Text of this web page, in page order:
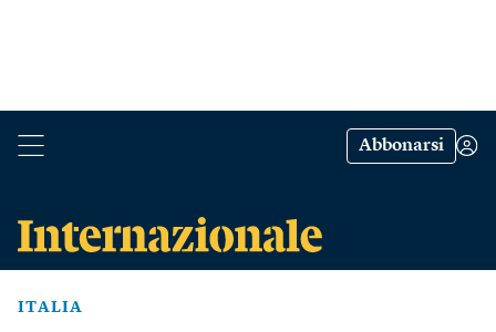
Abbonarsi
ITALIA